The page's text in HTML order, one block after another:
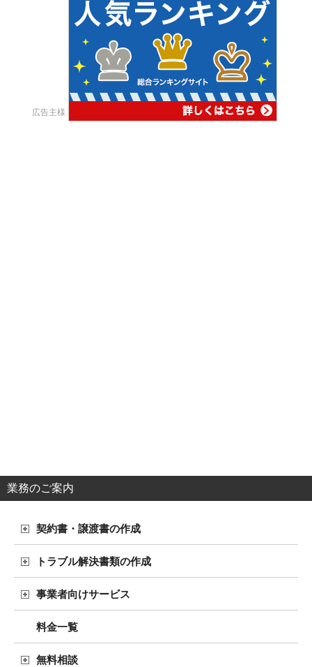
広告主様
業務のご案内
契約書・譲渡書の作成
トラブル解決書類の作成
事業者向けサービス
料金一覧
無料相談